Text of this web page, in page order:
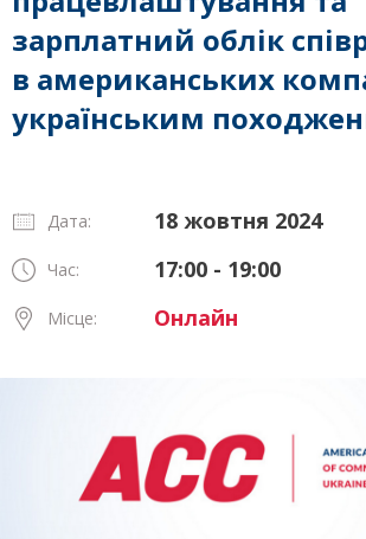
зарплатний облік
в американських
українським
Дата: 18 жовтня 2024
Час: 17:00 - 19:00
Місце: Онлайн